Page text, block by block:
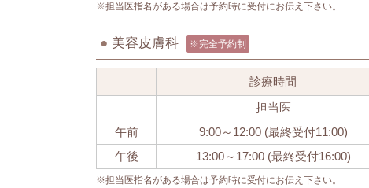
※担当医指名がある場合は予約時に受付にお伝え下さい。
● 美容皮膚科 ※完全予約制
診療時間
担当医
午前
9:00～12:00 (最終受付11:00)
午後
13:00～17:00 (最終受付16:00)
※担当医指名がある場合は予約時に受付にお伝え下さい。